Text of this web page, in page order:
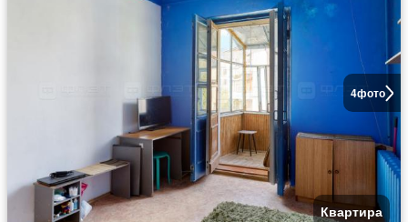
4фото
Квартира